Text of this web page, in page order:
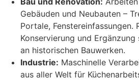
Gebäuden und Neubauten –
Portale, Fenstereinfassungen.
Konservierung und
an historischen Bauwerken.
Industrie: Maschinelle
aus aller Welt für